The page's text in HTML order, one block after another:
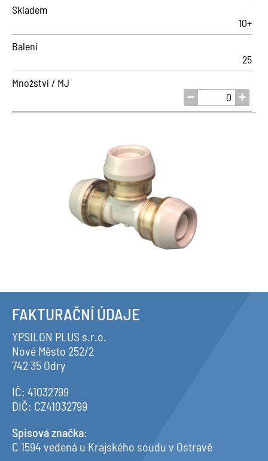
Skladem
10+
Balení
25
Množství / MJ
FAKTURAČNÍ ÚDAJE
YPSILON PLUS s.r.o.
Nové Město 252/2
742 35 Odry
IČ: 41032799
DIČ: CZ41032799
Spisová značka:
C 1594 vedená u Krajského soudu v Ostravě